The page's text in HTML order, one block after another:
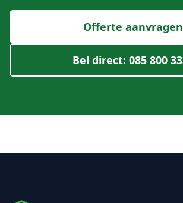
Offerte aanvragen
Bel direct: 085 800